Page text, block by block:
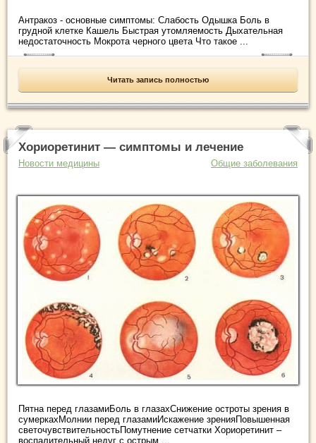
Антракоз - основные симптомы: Слабость Одышка Боль в
грудной клетке Кашель Быстрая утомляемость Дыхательная
недостаточность Мокрота черного цвета Что такое ...
Читать запись полностью
Хориоретинит — симптомы и лечение
Новости медицины Общие заболевания
Пятна перед глазамиБоль в глазахСнижение остроты зрения в
сумеркахМолнии перед глазамиИскажение зренияПовышенная
светочувствительностьПомутнение сетчатки Хориоретинит –
воспалительный недуг с острым ...